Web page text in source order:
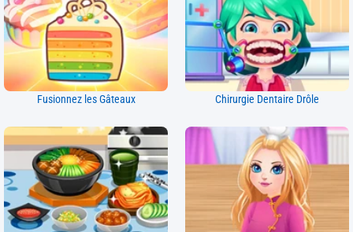
Fusionnez les Gâteaux Chirurgie Dentaire Drôle